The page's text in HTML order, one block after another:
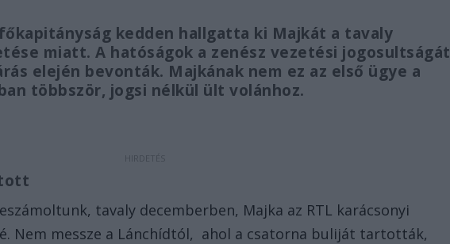
kedden hallgatta ki Majkát a tavaly
miatt. A hatóságok a zenész vezetési jogosultságát
elején bevonták. Majkának nem ez az első ügye a
többször, jogsi nélkül ült volánhoz.
tavaly decemberben, Majka az RTL karácsonyi
Nem messze a Lánchídtól, ahol a csatorna buliját tartották,